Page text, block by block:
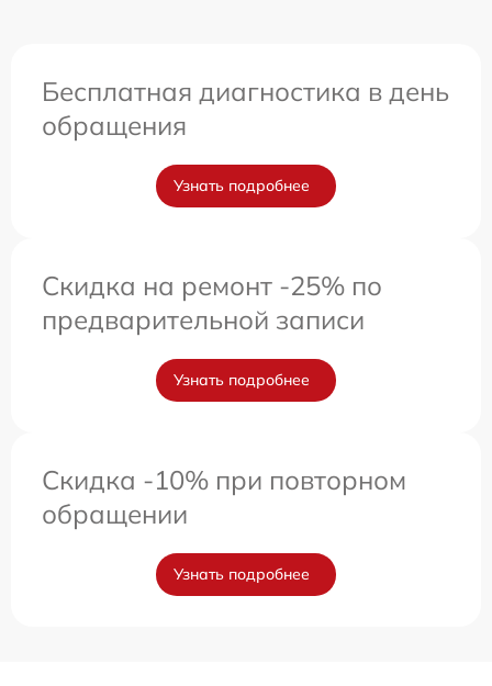
Бесплатная диагностика в день
обращения
Узнать подробнее
Скидка на ремонт -25% по
предварительной записи
Узнать подробнее
Скидка -10% при повторном
обращении
Узнать подробнее